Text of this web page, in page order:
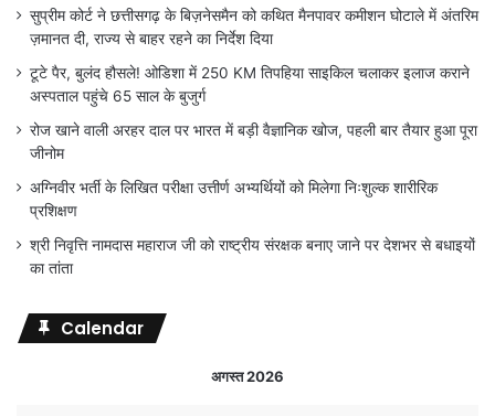
सुप्रीम कोर्ट ने छत्तीसगढ़ के बिज़नेसमैन को कथित मैनपावर कमीशन घोटाले में अंतरिम
ज़मानत दी, राज्य से बाहर रहने का निर्देश दिया
टूटे पैर, बुलंद हौसले! ओडिशा में 250 KM तिपहिया साइकिल चलाकर इलाज कराने
अस्पताल पहुंचे 65 साल के बुजुर्ग
रोज खाने वाली अरहर दाल पर भारत में बड़ी वैज्ञानिक खोज, पहली बार तैयार हुआ पूरा
जीनोम
अग्निवीर भर्ती के लिखित परीक्षा उत्तीर्ण अभ्यर्थियों को मिलेगा निःशुल्क शारीरिक
प्रशिक्षण
श्री निवृत्ति नामदास महाराज जी को राष्ट्रीय संरक्षक बनाए जाने पर देशभर से बधाइयों
का तांता
Calendar
अगस्त 2026